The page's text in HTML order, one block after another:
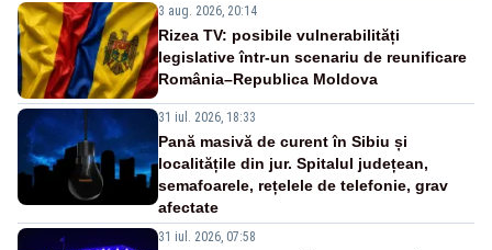
3 aug. 2026, 20:14
Rizea TV: posibile vulnerabilități
legislative într-un scenariu de reunificare
România–Republica Moldova
31 iul. 2026, 18:33
Pană masivă de curent în Sibiu și
localitățile din jur. Spitalul județean,
semafoarele, rețelele de telefonie, grav
afectate
31 iul. 2026, 07:58